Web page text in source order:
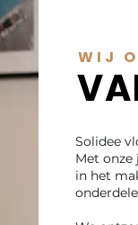
WIJ
Solidee
Met
in het